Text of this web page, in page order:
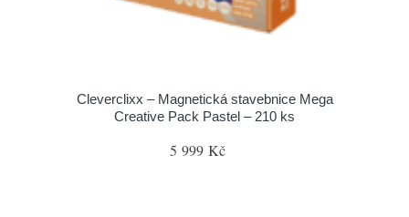
Cleverclixx – Magnetická stavebnice Mega
Creative Pack Pastel – 210 ks
5 999 Kč